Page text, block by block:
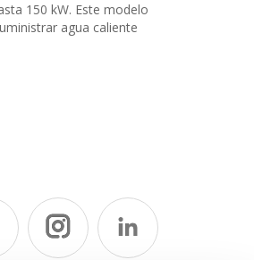
150 kW. Este modelo
agua caliente